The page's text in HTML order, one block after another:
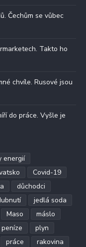
Čechům se vůbec
Takto ho
chvíle. Rusové jsou
do práce. Vyšle je
energií
Covid-19
důchodci
jedlá soda
Maso
máslo
peníze
plyn
práce rakovina